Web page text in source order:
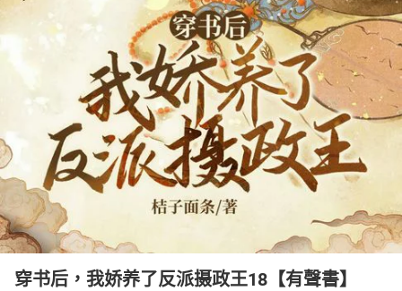
女裝 男裝 化妝保養 情趣用品
電子/紙本書
HOT
穿书后，我娇养了反派摄政王18【有聲書】